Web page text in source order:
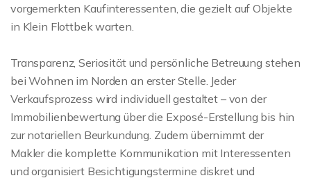
vorgemerkten Kaufinteressenten, die gezielt auf Objekte
in Klein Flottbek warten.
Transparenz, Seriosität und persönliche Betreuung stehen
bei Wohnen im Norden an erster Stelle. Jeder
Verkaufsprozess wird individuell gestaltet – von der
Immobilienbewertung über die Exposé-Erstellung bis hin
zur notariellen Beurkundung. Zudem übernimmt der
Makler die komplette Kommunikation mit Interessenten
und organisiert Besichtigungstermine diskret und